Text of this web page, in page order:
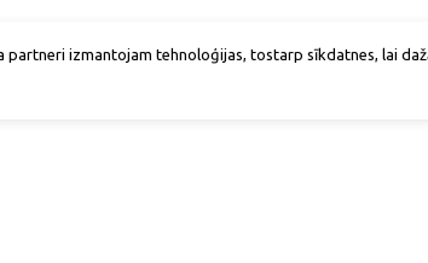
partneri izmantojam tehnoloģijas, tostarp sīkdatnes, lai